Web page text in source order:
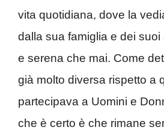
vita quotidiana, dove la
dalla sua famiglia e dei suoi
e serena che mai. Come
già molto diversa rispetto a
partecipava a Uomini e
che è certo è che rimane